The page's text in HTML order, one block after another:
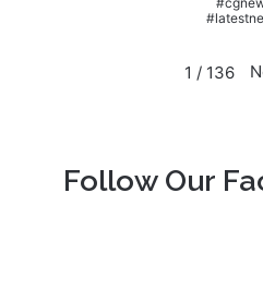
1 / 136
Follow Our